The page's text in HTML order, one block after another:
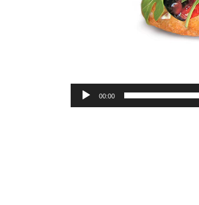
00:00